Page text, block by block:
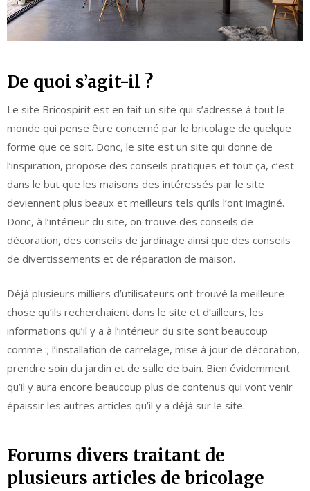
De quoi s’agit-il ?
Le site Bricospirit est en fait un site qui s’adresse à tout le
monde qui pense être concerné par le bricolage de quelque
forme que ce soit. Donc, le site est un site qui donne de
l’inspiration, propose des conseils pratiques et tout ça, c’est
dans le but que les maisons des intéressés par le site
deviennent plus beaux et meilleurs tels qu’ils l’ont imaginé.
Donc, à l’intérieur du site, on trouve des conseils de
décoration, des conseils de jardinage ainsi que des conseils
de divertissements et de réparation de maison.
Déjà plusieurs milliers d’utilisateurs ont trouvé la meilleure
chose qu’ils recherchaient dans le site et d’ailleurs, les
informations qu’il y a à l’intérieur du site sont beaucoup
comme :; l’installation de carrelage, mise à jour de décoration,
prendre soin du jardin et de salle de bain. Bien évidemment
qu’il y aura encore beaucoup plus de contenus qui vont venir
épaissir les autres articles qu’il y a déjà sur le site.
Forums divers traitant de
plusieurs articles de bricolage